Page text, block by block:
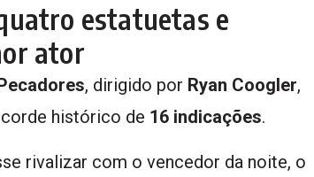
estatuetas e
ator
, dirigido por Ryan Coogler,
histórico de 16 indicações.
rivalizar com o vencedor da noite, o